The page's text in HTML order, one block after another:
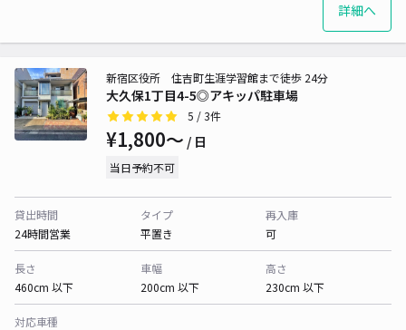
詳細へ
大久保1丁目4-5◎アキッパ駐車場
新宿区役所 住吉町生涯学習館まで徒歩 24分
5 / 3件
¥1,800〜 / 日
当日予約不可
貸出時間
24時間営業
タイプ
平置き
再入庫
可
長さ
460cm 以下
車幅
200cm 以下
高さ
230cm 以下
対応車種